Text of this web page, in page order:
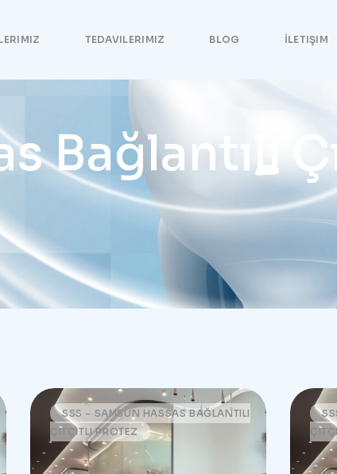
TEDAVILERIMIZ BLOG İLETIŞIM
Bağlantılı
SSS - SAMSUN HASSAS BAĞLANTILI
ÇITÇITLI PROTEZ